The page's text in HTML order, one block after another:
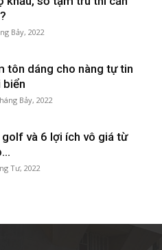
Bảy, 2022
tôn dáng cho nàng tự tin
biển
Bảy, 2022
và 6 lợi ích vô giá từ
Tư, 2022